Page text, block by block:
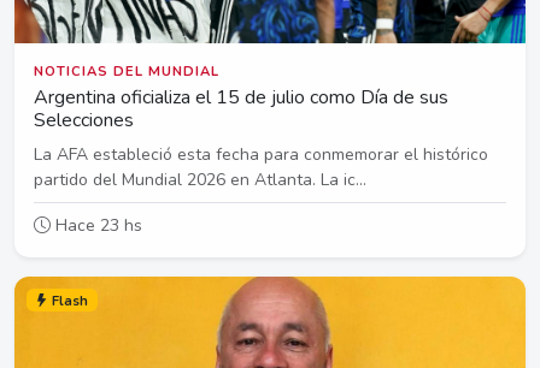
NOTICIAS DEL MUNDIAL
Argentina oficializa el 15 de julio como Día de sus
Selecciones
La AFA estableció esta fecha para conmemorar el histórico
partido del Mundial 2026 en Atlanta. La ic...
Hace 23 hs
Flash